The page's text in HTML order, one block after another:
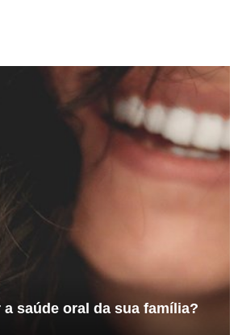
saúde oral da sua família?